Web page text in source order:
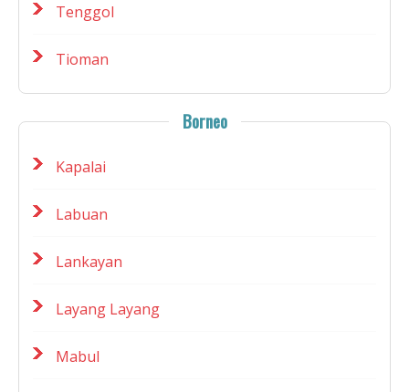
Tenggol
Tioman
Borneo
Kapalai
Labuan
Lankayan
Layang Layang
Mabul